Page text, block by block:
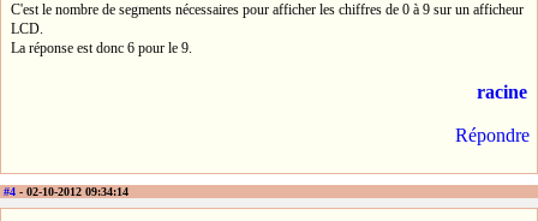
C'est le nombre de segments nécessaires pour afficher les chiffres de 0 à 9 sur un afficheur
LCD.
La réponse est donc 6 pour le 9.
racine
Répondre
#4 - 02-10-2012 09:34:14